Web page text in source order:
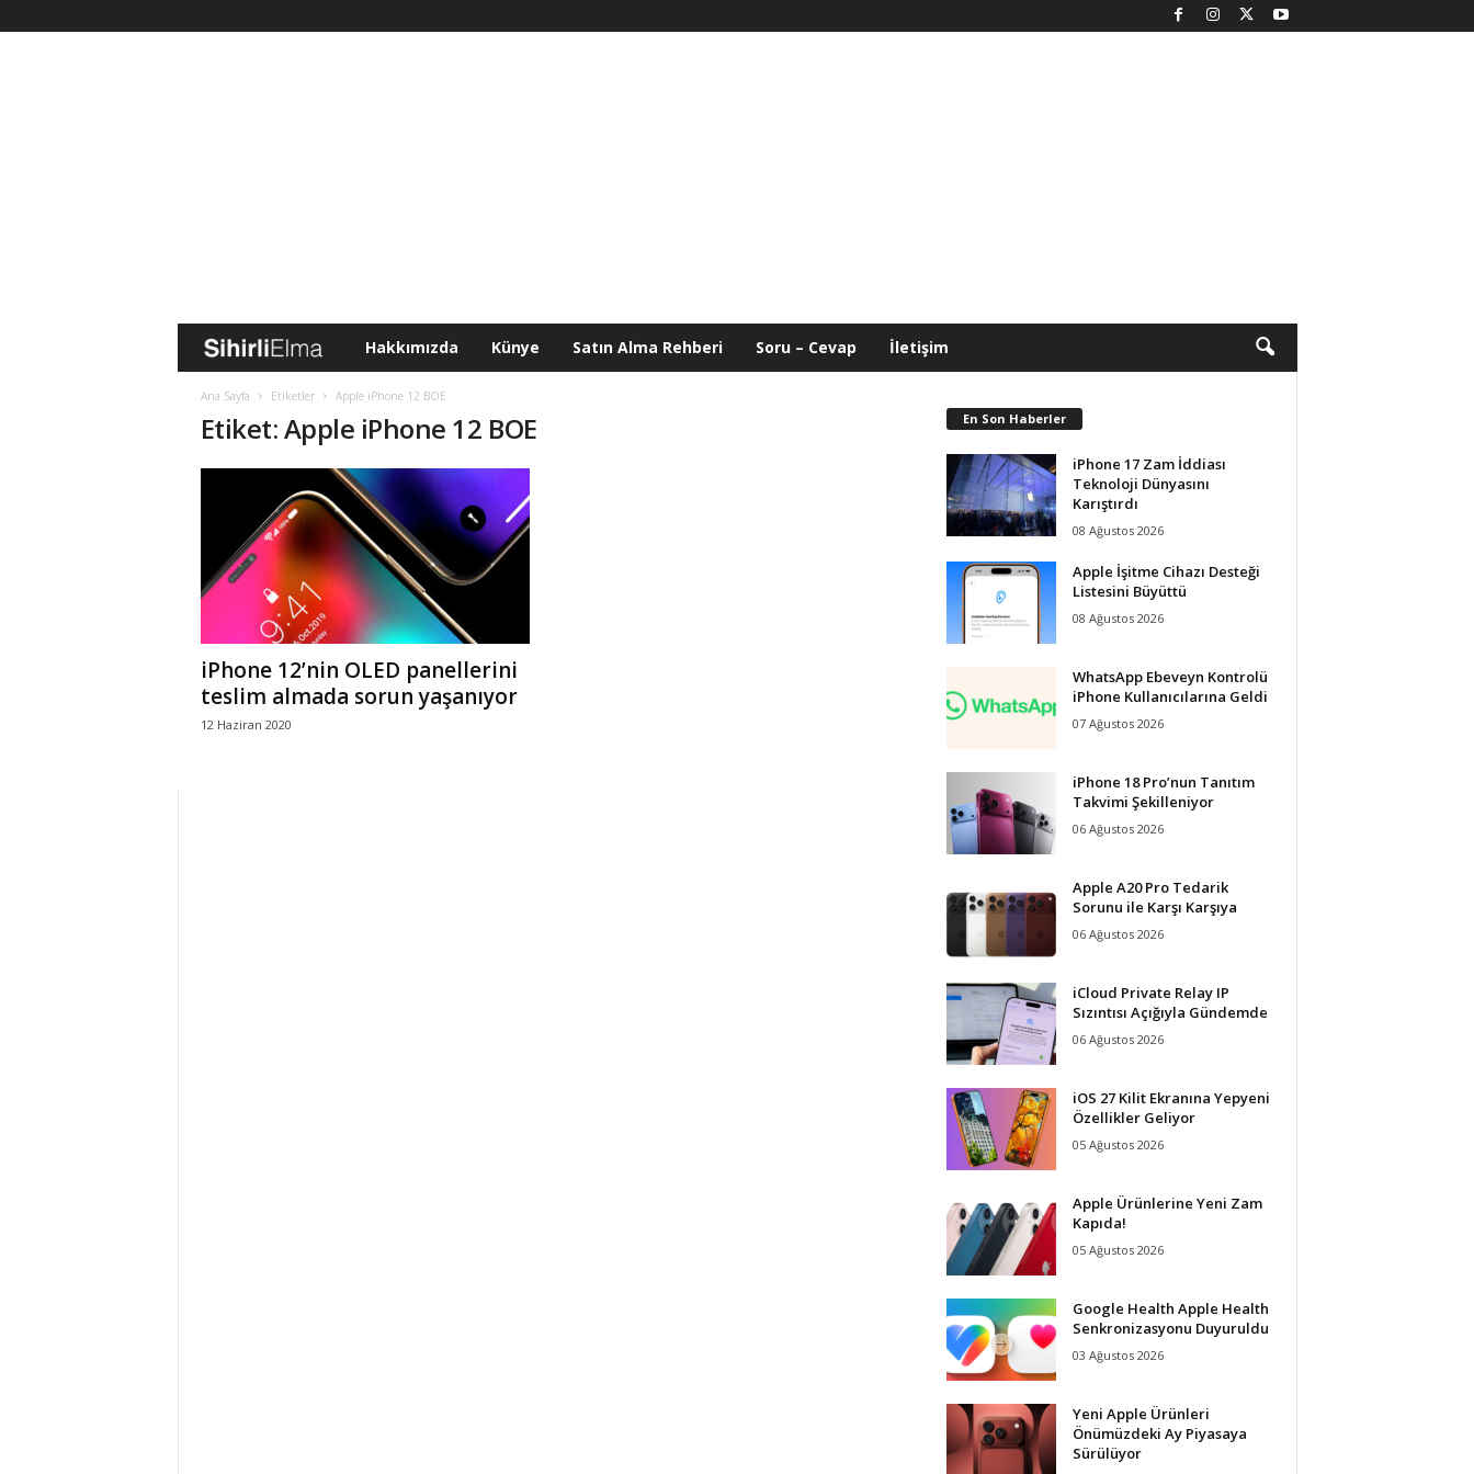
i
h
i
r
l
Hakkımızda Künye Satın Alma Rehberi Soru – Cevap İletişim
Ana Sayfa Etiketler Apple iPhone 12 BOE
Etiket: Apple iPhone 12 BOE
iPhone 12’nin OLED panellerini
teslim almada sorun yaşanıyor
12 Haziran 2020
En Son Haberler
iPhone 17 Zam İddiası
Teknoloji Dünyasını
Karıştırdı
08 Ağustos 2026
Apple İşitme Cihazı Desteği
Listesini Büyüttü
08 Ağustos 2026
WhatsApp Ebeveyn Kontrolü
iPhone Kullanıcılarına Geldi
07 Ağustos 2026
iPhone 18 Pro’nun Tanıtım
Takvimi Şekilleniyor
06 Ağustos 2026
Apple A20 Pro Tedarik
Sorunu ile Karşı Karşıya
06 Ağustos 2026
iCloud Private Relay IP
Sızıntısı Açığıyla Gündemde
06 Ağustos 2026
iOS 27 Kilit Ekranına Yepyeni
Özellikler Geliyor
05 Ağustos 2026
Apple Ürünlerine Yeni Zam
Kapıda!
05 Ağustos 2026
Google Health Apple Health
Senkronizasyonu Duyuruldu
03 Ağustos 2026
Yeni Apple Ürünleri
Önümüzdeki Ay Piyasaya
Sürülüyor